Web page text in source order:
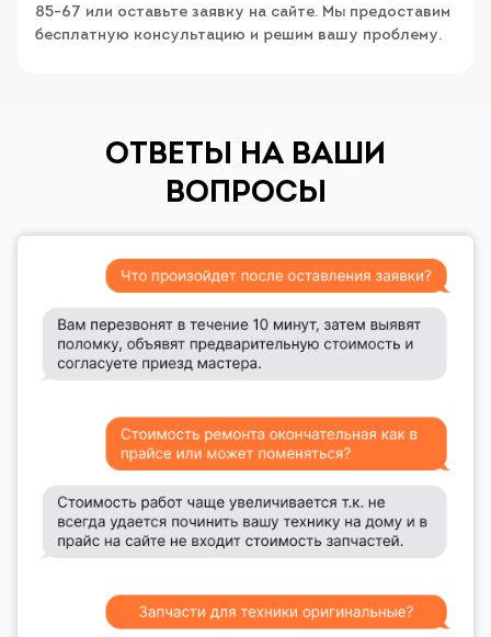
85-67 или оставьте заявку на сайте. Мы предоставим
бесплатную консультацию и решим вашу проблему.
ОТВЕТЫ НА ВАШИ
ВОПРОСЫ